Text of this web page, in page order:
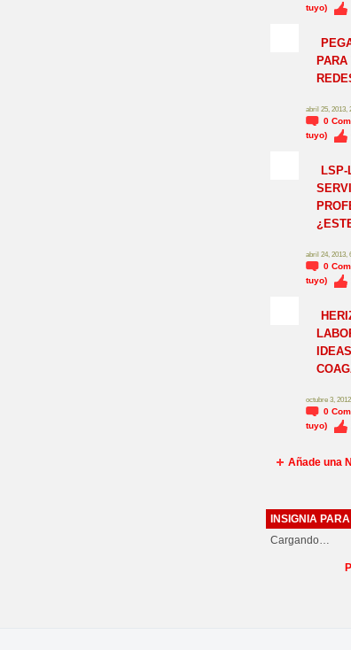
tuyo)
abril 25, 2013,
0
tuyo)
LSP-
abril 24, 2013,
0
tuyo)
octubre 3,
0
tuyo)
Añade una
INSIGNIA
Cargando…